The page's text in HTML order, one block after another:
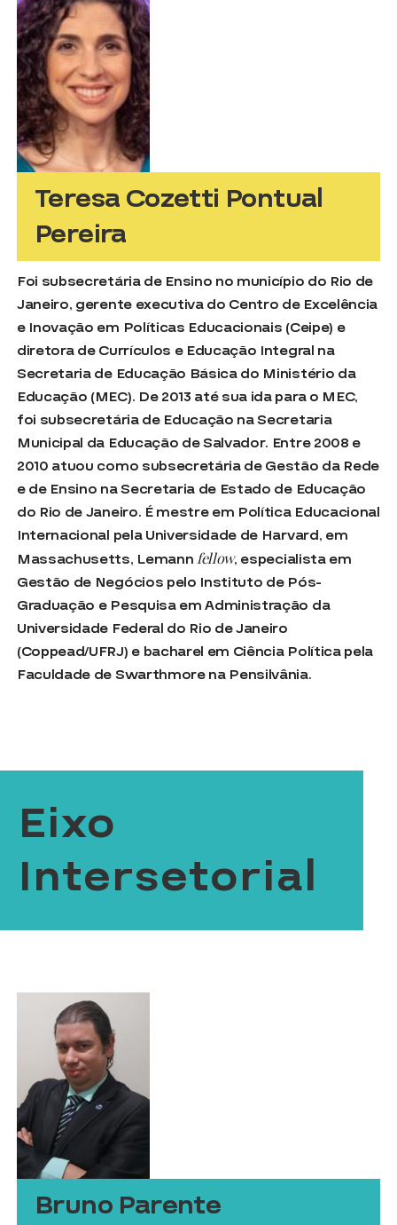
Teresa Cozetti Pontual
Pereira
Foi subsecretária de Ensino no município do Rio de
Janeiro, gerente executiva do Centro de Excelência
e Inovação em Políticas Educacionais (Ceipe) e
diretora de Currículos e Educação Integral na
Secretaria de Educação Básica do Ministério da
Educação (MEC). De 2013 até sua ida para o MEC,
foi subsecretária de Educação na Secretaria
Municipal da Educação de Salvador. Entre 2008 e
2010 atuou como subsecretária de Gestão da Rede
e de Ensino na Secretaria de Estado de Educação
do Rio de Janeiro. É mestre em Política Educacional
Internacional pela Universidade de Harvard, em
Massachusetts, Lemann fellow, especialista em
Gestão de Negócios pelo Instituto de Pós-
Graduação e Pesquisa em Administração da
Universidade Federal do Rio de Janeiro
(Coppead/UFRJ) e bacharel em Ciência Política pela
Faculdade de Swarthmore na Pensilvânia.
Eixo
Intersetorial
Bruno Parente